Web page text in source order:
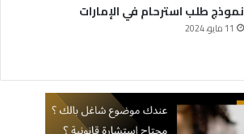
نموذج طلب استرحام في الإمارات
11 مايو، 2024